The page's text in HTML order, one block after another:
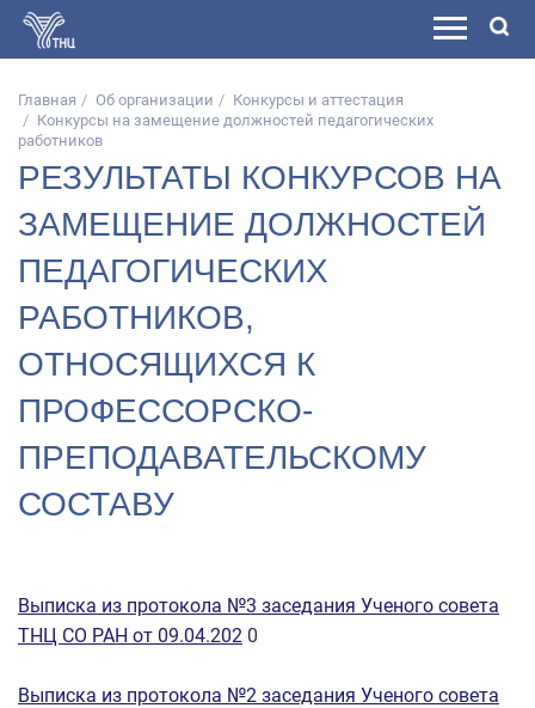
Главная Об организации
Конкурсы и аттестация
Конкурсы на замещение должностей педагогических
работников
РЕЗУЛЬТАТЫ КОНКУРСОВ НА
ЗАМЕЩЕНИЕ ДОЛЖНОСТЕЙ
ПЕДАГОГИЧЕСКИХ
РАБОТНИКОВ,
ОТНОСЯЩИХСЯ К
ПРОФЕССОРСКО-
ПРЕПОДАВАТЕЛЬСКОМУ
СОСТАВУ
Выписка из протокола №3 заседания Ученого совета
ТНЦ СО РАН от 09.04.202 0
Выписка из протокола №2 заседания Ученого совета